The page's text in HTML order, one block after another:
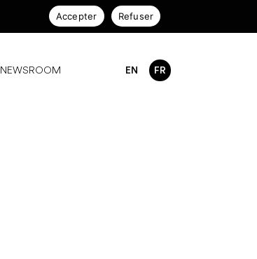
NEWSROOM EN FR
Accepter Refuser